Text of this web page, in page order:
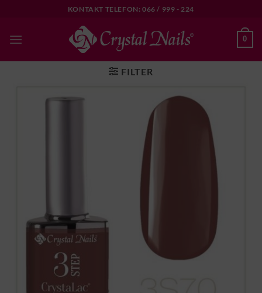
content
KONTAKT TELEFON: 066 / 999 - 224
0
FILTER